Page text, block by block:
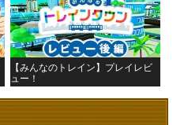
【みんなのトレイン】プレイレビ
ュー！